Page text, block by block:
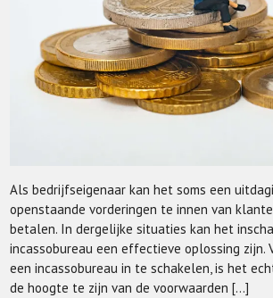
Als bedrijfseigenaar kan het soms een
openstaande vorderingen te innen van
betalen. In dergelijke situaties kan het
incassobureau een effectieve oplossing zijn.
een incassobureau in te schakelen, is het
de hoogte te zijn van de voorwaarden […]